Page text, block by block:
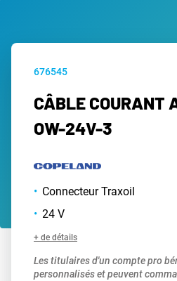
676545
CÂBLE COURANT
OW-24V-3
Connecteur Traxoil
24 V
+ de détails
Les titulaires d'un compte pro
personnalisés et peuvent